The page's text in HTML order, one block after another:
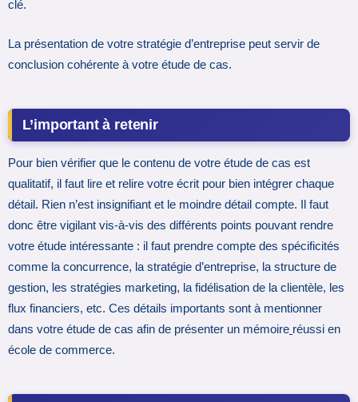
clé.
La présentation de votre stratégie d’entreprise peut servir de
conclusion cohérente à votre étude de cas.
L’important à retenir
Pour bien vérifier que le contenu de votre étude de cas est
qualitatif, il faut lire et relire votre écrit pour bien intégrer chaque
détail. Rien n’est insignifiant et le moindre détail compte. Il faut
donc être vigilant vis-à-vis des différents points pouvant rendre
votre étude intéressante : il faut prendre compte des spécificités
comme la concurrence, la stratégie d’entreprise, la structure de
gestion, les stratégies marketing, la fidélisation de la clientèle, les
flux financiers, etc. Ces détails importants sont à mentionner
dans votre étude de cas afin de présenter un mémoire réussi en
école de commerce.